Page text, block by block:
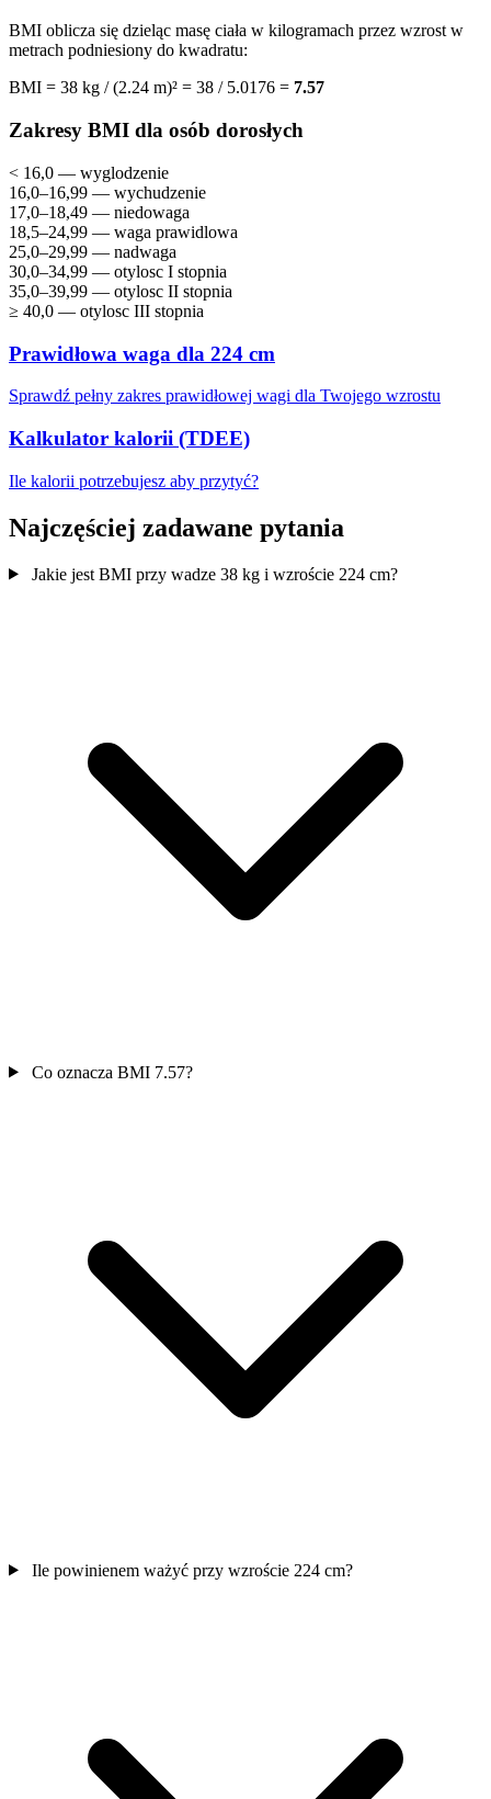
BMI oblicza się dzieląc masę ciała w kilogramach przez wzrost w
metrach podniesiony do kwadratu:
BMI = 38 kg / (2.24 m)² = 38 / 5.0176 = 7.57
Zakresy BMI dla osób dorosłych
< 16,0 — wyglodzenie
16,0–16,99 — wychudzenie
17,0–18,49 — niedowaga
18,5–24,99 — waga prawidlowa
25,0–29,99 — nadwaga
30,0–34,99 — otylosc I stopnia
35,0–39,99 — otylosc II stopnia
≥ 40,0 — otylosc III stopnia
Prawidłowa waga dla 224 cm
Sprawdź pełny zakres prawidłowej wagi dla Twojego wzrostu
Kalkulator kalorii (TDEE)
Ile kalorii potrzebujesz aby przytyć?
Najczęściej zadawane pytania
Jakie jest BMI przy wadze 38 kg i wzroście 224 cm?
Co oznacza BMI 7.57?
Ile powinienem ważyć przy wzroście 224 cm?